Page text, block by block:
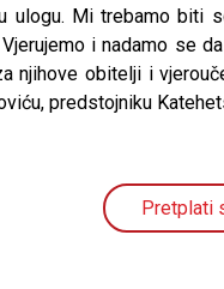
ulogu. Mi trebamo biti
i nadamo se
njihove obitelji i
predstojniku
Pretplati